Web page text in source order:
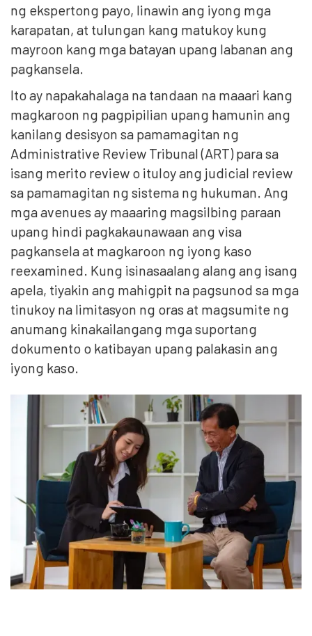
ng ekspertong payo, linawin ang iyong mga
karapatan, at tulungan kang matukoy kung
mayroon kang mga batayan upang labanan ang
pagkansela.
Ito ay napakahalaga na tandaan na maaari kang
magkaroon ng pagpipilian upang hamunin ang
kanilang desisyon sa pamamagitan ng
Administrative Review Tribunal (ART) para sa
isang merito review o ituloy ang judicial review
sa pamamagitan ng sistema ng hukuman. Ang
mga avenues ay maaaring magsilbing paraan
upang hindi pagkakaunawaan ang visa
pagkansela at magkaroon ng iyong kaso
reexamined. Kung isinasaalang alang ang isang
apela, tiyakin ang mahigpit na pagsunod sa mga
tinukoy na limitasyon ng oras at magsumite ng
anumang kinakailangang mga suportang
dokumento o katibayan upang palakasin ang
iyong kaso.